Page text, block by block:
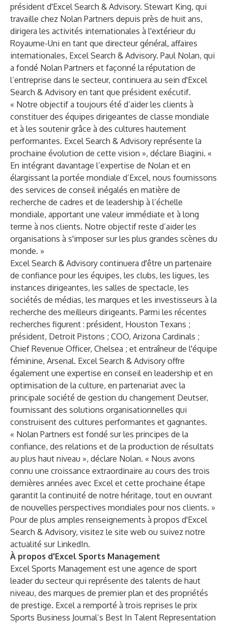
président d'Excel Search & Advisory. Stewart King, qui
travaille chez Nolan Partners depuis près de huit ans,
dirigera les activités internationales à l'extérieur du
Royaume-Uni en tant que directeur général, affaires
internationales, Excel Search & Advisory. Paul Nolan, qui
a fondé Nolan Partners et façonné la réputation de
l’entreprise dans le secteur, continuera au sein d'Excel
Search & Advisory en tant que président exécutif.
« Notre objectif a toujours été d’aider les clients à
constituer des équipes dirigeantes de classe mondiale
et à les soutenir grâce à des cultures hautement
performantes. Excel Search & Advisory représente la
prochaine évolution de cette vision », déclare Biagini. «
En intégrant davantage l’expertise de Nolan et en
élargissant la portée mondiale d’Excel, nous fournissons
des services de conseil inégalés en matière de
recherche de cadres et de leadership à l’échelle
mondiale, apportant une valeur immédiate et à long
terme à nos clients. Notre objectif reste d’aider les
organisations à s'imposer sur les plus grandes scènes du
monde. »
Excel Search & Advisory continuera d'être un partenaire
de confiance pour les équipes, les clubs, les ligues, les
instances dirigeantes, les salles de spectacle, les
sociétés de médias, les marques et les investisseurs à la
recherche des meilleurs dirigeants. Parmi les récentes
recherches figurent : président, Houston Texans ;
président, Detroit Pistons ; COO, Arizona Cardinals ;
Chief Revenue Officer, Chelsea ; et entraîneur de l'équipe
féminine, Arsenal. Excel Search & Advisory offre
également une expertise en conseil en leadership et en
optimisation de la culture, en partenariat avec la
principale société de gestion du changement Deutser,
fournissant des solutions organisationnelles qui
construisent des cultures performantes et gagnantes.
« Nolan Partners est fondé sur les principes de la
confiance, des relations et de la production de résultats
au plus haut niveau », déclare Nolan. « Nous avons
connu une croissance extraordinaire au cours des trois
dernières années avec Excel et cette prochaine étape
garantit la continuité de notre héritage, tout en ouvrant
de nouvelles perspectives mondiales pour nos clients. »
Pour de plus amples renseignements à propos d'Excel
Search & Advisory, visitez le site web ou suivez notre
actualité sur LinkedIn.
À propos d'Excel Sports Management
Excel Sports Management est une agence de sport
leader du secteur qui représente des talents de haut
niveau, des marques de premier plan et des propriétés
de prestige. Excel a remporté à trois reprises le prix
Sports Business Journal’s Best In Talent Representation